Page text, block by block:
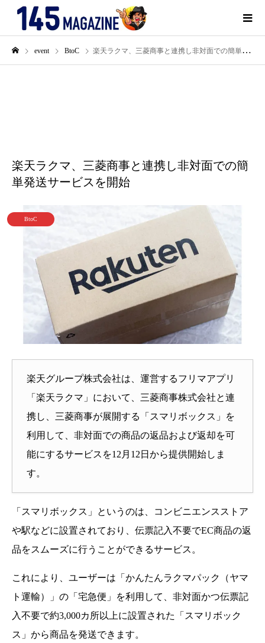
event BtoC 楽天ラクマ、三菱商事と連携し非対面での簡単発送サービスを開始
楽天ラクマ、三菱商事と連携し非対面での簡
単発送サービスを開始
BtoC
楽天グループ株式会社は、運営するフリマアプリ
「楽天ラクマ」において、三菱商事株式会社と連
携し、三菱商事が展開する「スマリボックス」を
利用して、非対面での商品の返品および返却を可
能にするサービスを12月12日から提供開始しま
す。
「スマリボックス」というのは、コンビニエンスストア
や駅などに設置されており、伝票記入不要でEC商品の返
品をスムーズに行うことができるサービス。
これにより、ユーザーは「かんたんラクマパック（ヤマ
ト運輸）」の「宅急便」を利用して、非対面かつ伝票記
入不要で約3,000カ所以上に設置された「スマリボック
ス」から商品を発送できます。